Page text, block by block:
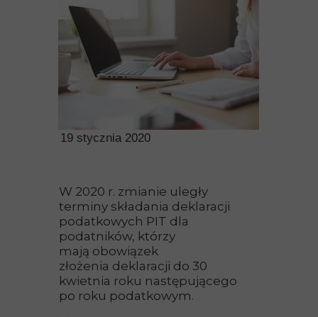
19 stycznia 2020
W 2020 r. zmianie uległy
terminy składania deklaracji
podatkowych PIT dla
podatników, którzy
mają obowiązek
złożenia deklaracji do 30
kwietnia roku następującego
po roku podatkowym.